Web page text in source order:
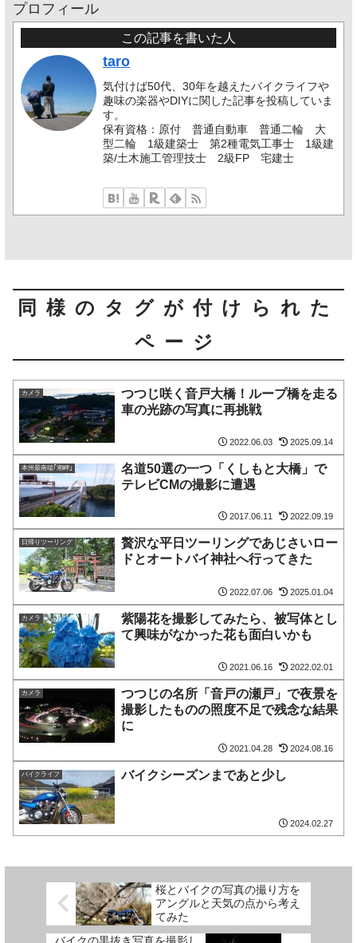
プロフィール
この記事を書いた人
taro
気付けば50代、30年を越えたバイクライフや
趣味の楽器やDIYに関した記事を投稿していま
す。
保有資格：原付 普通自動車 普通二輪 大
型二輪 1級建築士 第2種電気工事士 1級建
築/土木施工管理技士 2級FP 宅建士
同様のタグが付けられた
ページ
カメラ
つつじ咲く音戸大橋！ループ橋を走る
車の光跡の写真に再挑戦
2022.06.03 2025.09.14
本州最南端｢潮岬｣
名道50選の一つ「くしもと大橋」で
テレビCMの撮影に遭遇
2017.06.11 2022.09.19
日帰りツーリング
贅沢な平日ツーリングであじさいロー
ドとオートバイ神社へ行ってきた
2022.07.06 2025.01.04
カメラ
紫陽花を撮影してみたら、被写体とし
て興味がなかった花も面白いかも
2021.06.16 2022.02.01
カメラ
つつじの名所「音戸の瀬戸」で夜景を
撮影したものの照度不足で残念な結果
に
2021.04.28 2024.08.16
バイクライフ バイクシーズンまであと少し
2024.02.27
桜とバイクの写真の撮り方を
アングルと天気の点から考え
てみた